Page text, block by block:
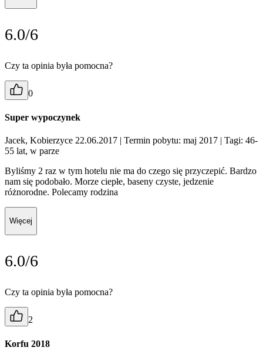
6.0/6
Czy ta opinia była pomocna?
0
Super wypoczynek
Jacek, Kobierzyce 22.06.2017 | Termin pobytu: maj 2017 | Tagi: 46-
55 lat, w parze
Byliśmy 2 raz w tym hotelu nie ma do czego się przyczepić. Bardzo
nam się podobało. Morze ciepłe, baseny czyste, jedzenie
różnorodne. Polecamy rodzina
Więcej
6.0/6
Czy ta opinia była pomocna?
2
Korfu 2018